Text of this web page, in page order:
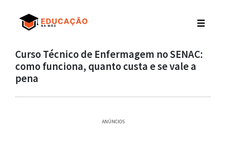
Curso Técnico de Enfermagem no SENAC:
como funciona, quanto custa e se vale a
pena
ANÚNCIOS